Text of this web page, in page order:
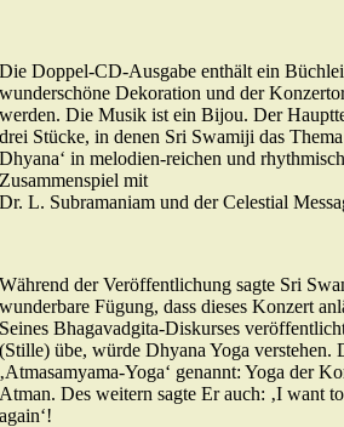
Die Doppel-CD-Ausgabe enthält ein
wunderschöne Dekoration und der
werden. Die Musik ist ein Bijou. Der
drei Stücke, in denen Sri Swamiji das
Dhyana‘ in melodien-reichen und
Zusammenspiel mit
Dr. L. Subramaniam und der Celestial
Während der Veröffentlichung sagte Sri
wunderbare Fügung, dass dieses Konzert
Seines Bhagavadgita-Diskurses
(Stille) übe, würde Dhyana Yoga verstehen.
‚Atmasamyama-Yoga‘ genannt: Yoga der
Atman. Des weitern sagte Er auch: ‚I want
again‘!